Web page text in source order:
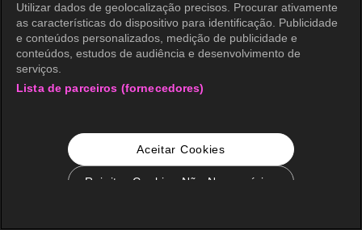
Utilizar dados de geolocalização precisos. Procurar ativamente
as características do dispositivo para identificação. Publicidade
e conteúdos personalizados, medição de publicidade e
conteúdos, estudos de audiência e desenvolvimento de
serviços.
Lista de parceiros (fornecedores)
Aceitar Cookies
Rejeitar Cookies Não Necessários